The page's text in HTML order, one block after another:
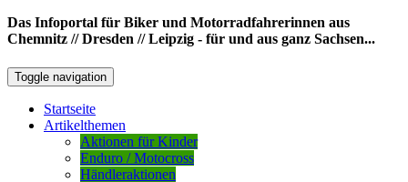
Das Infoportal für Biker und Motorradfahrerinnen aus
Chemnitz // Dresden // Leipzig - für und aus ganz Sachsen...
Toggle navigation
Startseite
Artikelthemen
Aktionen für Kinder
Enduro / Motocross
Händleraktionen